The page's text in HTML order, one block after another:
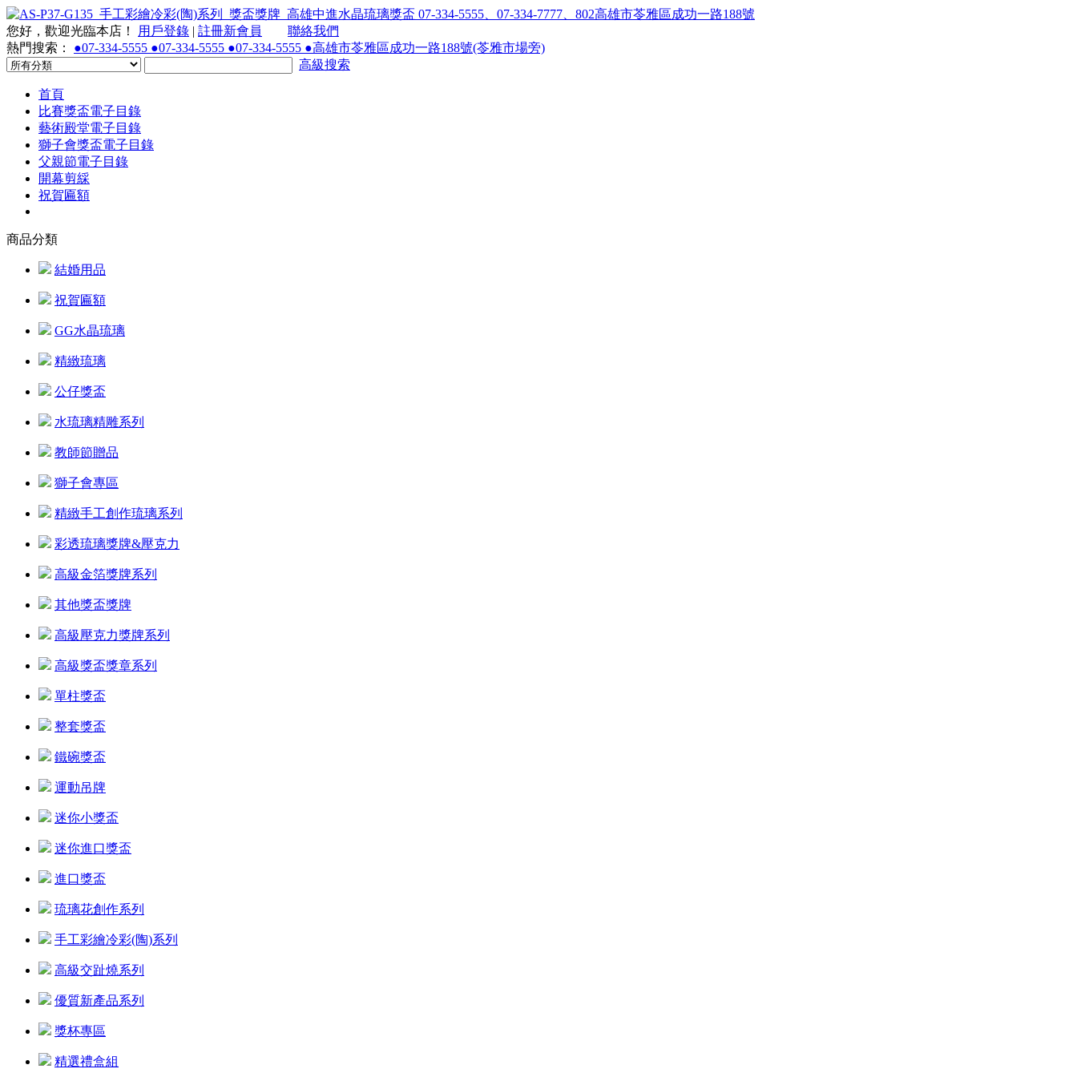
您好，歡迎光臨本店！ 用戶登錄 | 註冊新會員
聯絡我們
熱門搜索： ●07-334-5555 ●07-334-5555 ●07-334-5555 ●高雄市苓雅區成功一路188號(苓雅市場旁)
高級搜索
首頁
比賽獎盃電子目錄
藝術殿堂電子目錄
獅子會獎盃電子目錄
父親節電子目錄
開幕剪綵
祝賀匾額
商品分類
結婚用品
祝賀匾額
GG水晶琉璃
精緻琉璃
公仔獎盃
水琉璃精雕系列
教師節贈品
獅子會專區
精緻手工創作琉璃系列
彩透琉璃獎牌&壓克力
高級金箔獎牌系列
其他獎盃獎牌
高級壓克力獎牌系列
高級獎盃獎章系列
單柱獎盃
整套獎盃
鐵碗獎盃
運動吊牌
迷你小獎盃
迷你進口獎盃
進口獎盃
琉璃花創作系列
手工彩繪冷彩(陶)系列
高級交趾燒系列
優質新產品系列
獎杯專區
精選禮盒組